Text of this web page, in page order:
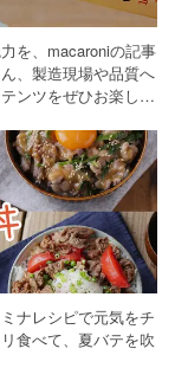
を、macaroniの記事
、製造現場や品質へ
ンツをぜひお楽しみ
ナレシピで元気をチ
食べて、夏バテを吹